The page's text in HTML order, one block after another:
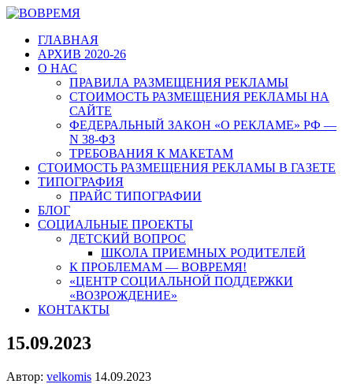
ГЛАВНАЯ
АРХИВ 2020-26
О НАС
ПРАВИЛА РАЗМЕЩЕНИЯ РЕКЛАМЫ
СТОИМОСТЬ РАЗМЕЩЕНИЯ РЕКЛАМЫ НА
САЙТЕ
ФЕДЕРАЛЬНЫЙ ЗАКОН «О РЕКЛАМЕ» РФ —
N 38-ФЗ
ТРЕБОВАНИЯ К МАКЕТАМ
СТОИМОСТЬ РАЗМЕЩЕНИЯ РЕКЛАМЫ В ГАЗЕТЕ
ТИПОГРАФИЯ
ПРАЙС ТИПОГРАФИИ
БЛОГ
СОЦИАЛЬНЫЕ ПРОЕКТЫ
ДЕТСКИЙ ВОПРОС
ШКОЛА ПРИЕМНЫХ РОДИТЕЛЕЙ
К ПРОБЛЕМАМ — ВОВРЕМЯ!
«ЦЕНТР СОЦИАЛЬНОЙ ПОДДЕРЖКИ
«ВОЗРОЖДЕНИЕ»
КОНТАКТЫ
15.09.2023
Автор: velkomis 14.09.2023